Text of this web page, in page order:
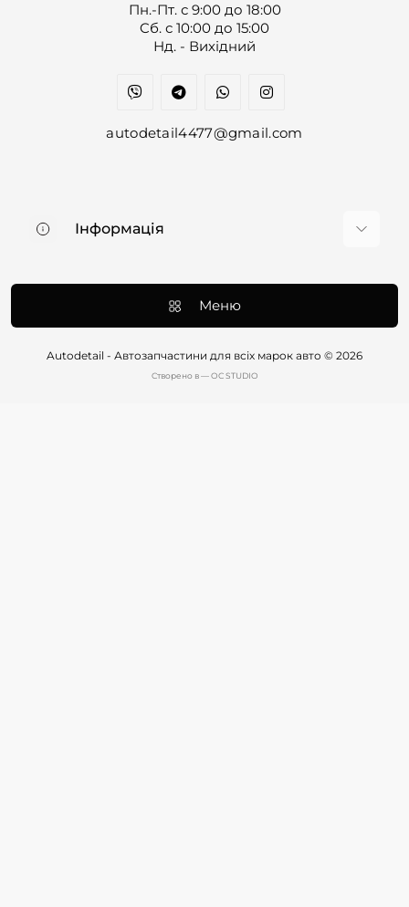
Пн.-Пт. с 9:00 до 18:00
Cб. с 10:00 до 15:00
Нд. - Вихідний
autodetail4477@gmail.com
Інформація
Контакти
Договір оферти
Меню
Autodetail - Автозапчастини для всіх марок авто © 2026
Cтворено в — OC STUDIO